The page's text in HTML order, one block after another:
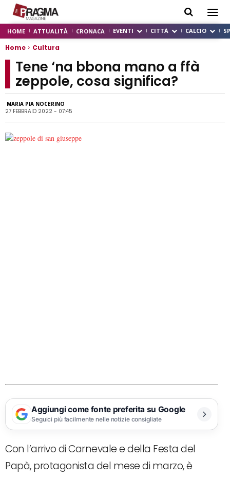
HOME ATTUALITÀ CRONACA EVENTI CITTÀ CALCIO
Home Cultura
Tene ‘na bbona mano a ffà
zeppole, cosa significa?
MARIA PIA NOCERINO
27 FEBBRAIO 2022 - 07:45
Aggiungi come fonte preferita su Google
Seguici più facilmente nelle notizie consigliate
Con l’arrivo di Carnevale e della Festa del
Papà, protagonista del mese di marzo, è